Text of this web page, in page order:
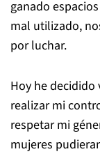
ganado
mal utilizado,
por luchar.
Hoy he decidido
realizar mi
respetar mi
mujeres